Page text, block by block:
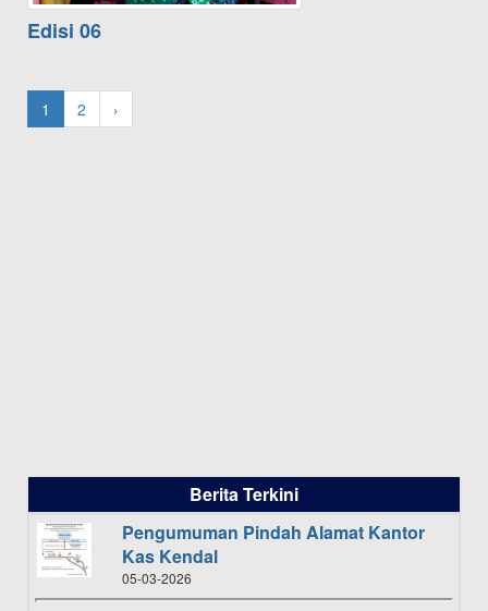
Edisi 06
1 2 ›
Berita Terkini
Pengumuman Pindah Alamat Kantor
Kas Kendal
05-03-2026